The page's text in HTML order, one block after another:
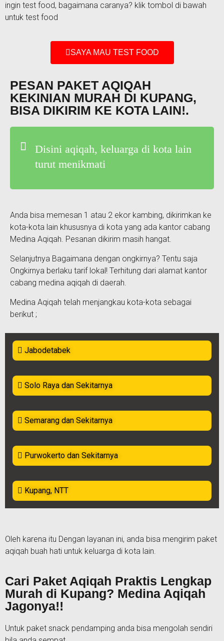
ingin test food, bagaimana caranya? klik tombol di bawah
untuk test food
SAYA MAU TEST FOOD
PESAN PAKET AQIQAH
KEKINIAN MURAH DI KUPANG,
BISA DIKIRIM KE KOTA LAIN!.
Disini aqiqah, keluarga di kota lain
turut menikmati
Anda bisa memesan 1 atau 2 ekor kambing, dikirimkan ke
kota-kota lain khususnya di kota yang ada kantor cabang
Medina Aqiqah. Pesanan dikirim masih hangat.
Selanjutnya Bagaimana dengan ongkirnya? Tentu saja
Ongkirnya berlaku tarif lokal! Terhitung dari alamat kantor
cabang medina aqiqah di daerah.
Medina Aqiqah telah menjangkau kota-kota sebagai
berikut ;
Jabodetabek
Solo Raya dan Sekitarnya
Semarang dan Sekitarnya
Purwokerto dan Sekitarnya
Kupang, NTT
Oleh karena itu Dengan layanan ini, anda bisa mengirim paket
aqiqah buah hati untuk keluarga di kota lain.
Cari Paket Aqiqah Praktis Lengkap
Murah di Kupang? Medina Aqiqah
Jagonya!!
Untuk paket snack pendamping anda bisa mengolah sendiri